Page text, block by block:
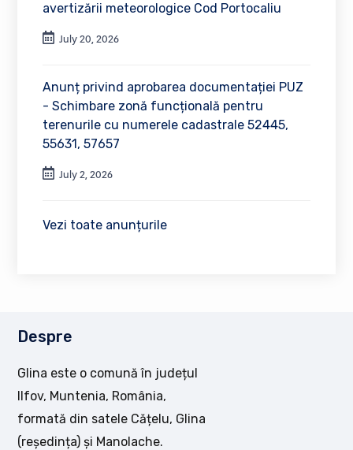
avertizării meteorologice Cod Portocaliu
July 20, 2026
Anunț privind aprobarea documentației PUZ
- Schimbare zonă funcțională pentru
terenurile cu numerele cadastrale 52445,
55631, 57657
July 2, 2026
Vezi toate anunțurile
Despre
Glina este o comună în județul
Ilfov, Muntenia, România,
formată din satele Cățelu, Glina
(reședința) și Manolache.